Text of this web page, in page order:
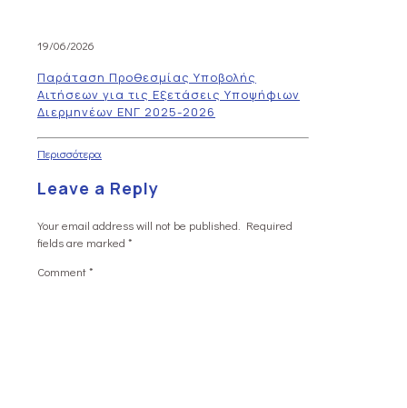
19/06/2026
Παράταση Προθεσμίας Υποβολής
Αιτήσεων για τις Εξετάσεις Υποψήφιων
Διερμηνέων ΕΝΓ 2025-2026
Περισσότερα
Leave a Reply
Your email address will not be published.
Required
fields are marked *
Comment*